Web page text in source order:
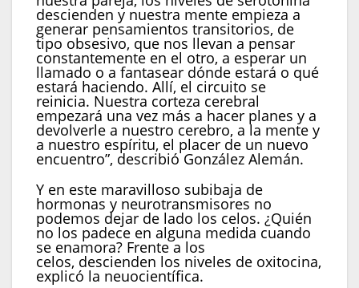
descienden y nuestra mente empieza a
generar pensamientos transitorios, de
tipo obsesivo, que nos llevan a pensar
constantemente en el otro, a esperar un
llamado o a fantasear dónde estará o qué
estará haciendo. Allí, el circuito se
reinicia. Nuestra corteza cerebral
empezará una vez más a hacer planes y a
devolverle a nuestro cerebro, a la mente y
a nuestro espíritu, el placer de un nuevo
encuentro”, describió González Alemán.
Y en este maravilloso subibaja de
hormonas y neurotransmisores no
podemos dejar de lado los celos. ¿Quién
no los padece en alguna medida cuando
se enamora? Frente a los
celos, descienden los niveles de oxitocina,
explicó la neuocientífica.